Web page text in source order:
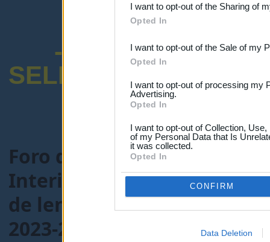
Downstream Participants
third parties.
I want to opt-out of the Sharing of
Opted In
I want to opt-out of the Sale of my
Opted In
I want to opt-out of processing my
Advertising.
Opted In
I want to opt-out of Collection,
of my Personal Data that Is
it was collected.
Opted In
CONFIRM
Data Deletion
-ENCUESTA
SELECTIVO
Foro de Maestros25
Interinos-Profesores de
de lengua y literatura
2023-2024)